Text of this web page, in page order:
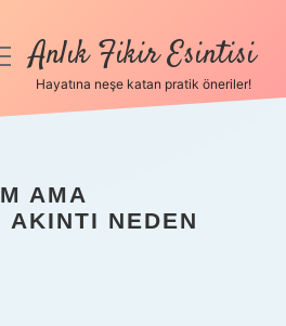
Anlık Fikir Esintisi
Hayatına neşe katan pratik öneriler!
AMA
AKINTI NEDEN